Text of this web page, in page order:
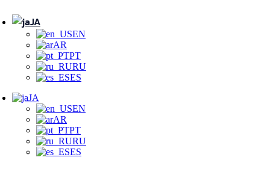
JA
EN
AR
PT
RU
ES
JA
EN
AR
PT
RU
ES